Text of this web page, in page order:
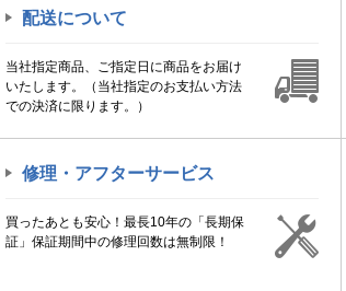
配送について
当社指定商品、ご指定日に商品をお届け
いたします。（当社指定のお支払い方法
での決済に限ります。）
修理・アフターサービス
買ったあとも安心！最長10年の「長期保
証」保証期間中の修理回数は無制限！